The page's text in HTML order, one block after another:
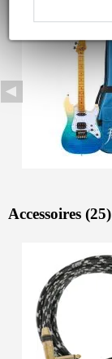
Accessoires (25)